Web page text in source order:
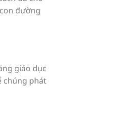
đường
giáo dục
chúng phát